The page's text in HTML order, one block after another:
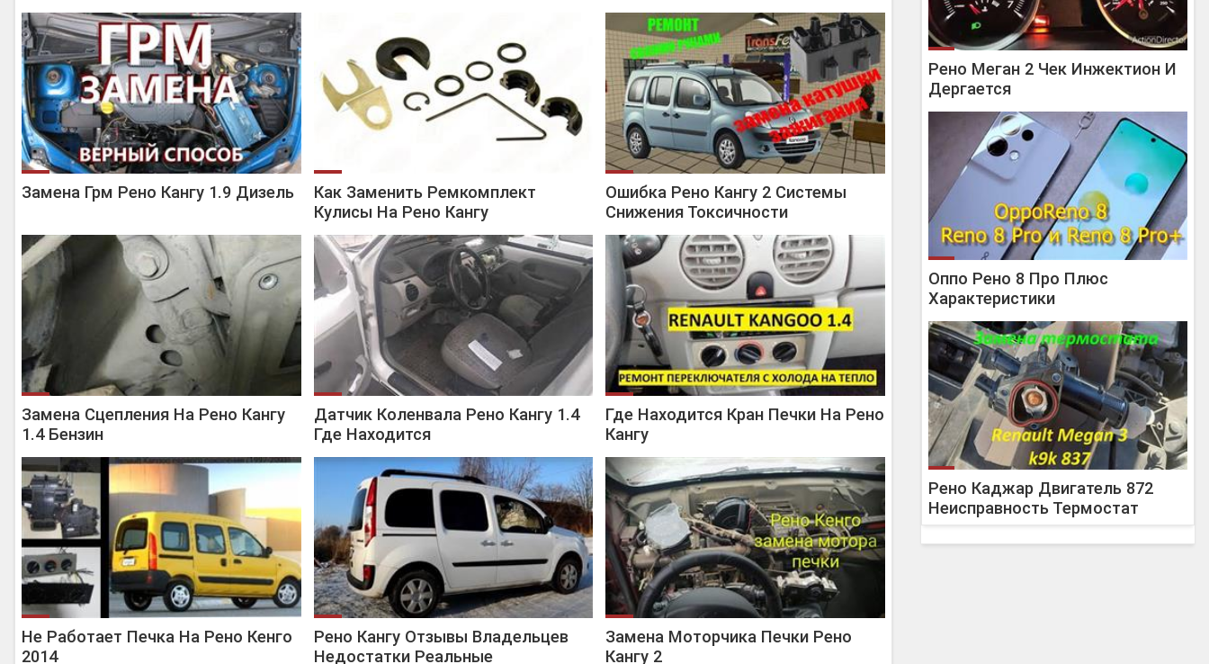
Замена Грм Рено Кангу 1.9 Дизель
Как Заменить Ремкомплект
Кулисы На Рено Кангу
Ошибка Рено Кангу 2 Системы
Снижения Токсичности
Замена Сцепления На Рено Кангу
1.4 Бензин
Датчик Коленвала Рено Кангу 1.4
Где Находится
Где Находится Кран Печки На Рено
Кангу
Не Работает Печка На Рено Кенго
2014
Рено Кангу Отзывы Владельцев
Недостатки Реальные
Замена Моторчика Печки Рено
Кангу 2
Рено Меган 2 Чек Инжектион И
Дергается
Оппо Рено 8 Про Плюс
Характеристики
Рено Каджар Двигатель 872
Неисправность Термостат